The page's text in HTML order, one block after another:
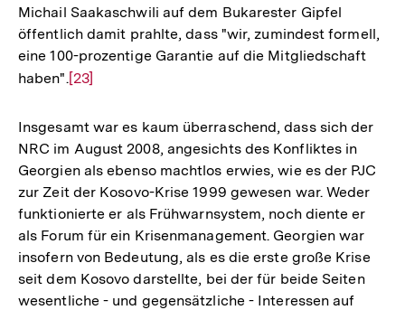
Michail Saakaschwili auf dem Bukarester Gipfel
öffentlich damit prahlte, dass "wir, zumindest formell,
eine 100-prozentige Garantie auf die Mitgliedschaft
haben".Zur
der
Fußnote
[23]
Insgesamt war es kaum überraschend, dass sich der
NRC im August 2008, angesichts des Konfliktes in
Georgien als ebenso machtlos erwies, wie es der PJC
zur Zeit der Kosovo-Krise 1999 gewesen war. Weder
funktionierte er als Frühwarnsystem, noch diente er
als Forum für ein Krisenmanagement. Georgien war
insofern von Bedeutung, als es die erste große Krise
seit dem Kosovo darstellte, bei der für beide Seiten
wesentliche - und gegensätzliche - Interessen auf